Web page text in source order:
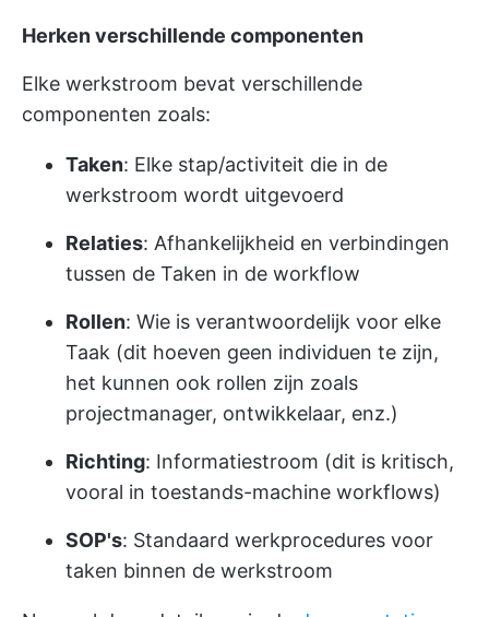
Herken verschillende componenten
Elke werkstroom bevat verschillende
componenten zoals:
Taken: Elke stap/activiteit die in de
werkstroom wordt uitgevoerd
Relaties: Afhankelijkheid en verbindingen
tussen de Taken in de workflow
Rollen: Wie is verantwoordelijk voor elke
Taak (dit hoeven geen individuen te zijn,
het kunnen ook rollen zijn zoals
projectmanager, ontwikkelaar, enz.)
Richting: Informatiestroom (dit is kritisch,
vooral in toestands-machine workflows)
SOP's: Standaard werkprocedures voor
taken binnen de werkstroom